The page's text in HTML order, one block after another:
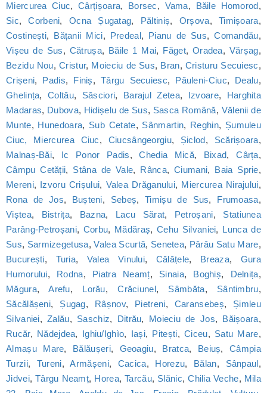
Miercurea Ciuc,Cârțișoara, Borsec, Vama, Băile Homorod,
Sic,Corbeni, Ocna Șugatag, Păltiniș, Orșova, Timișoara,
Costinești, Bățanii Mici, Predeal, Pianu de Sus,Comandău,
Vișeu de Sus, Cătrușa, Băile 1 Mai, Făget, Oradea, Vărșag,
Bezidu Nou,Cristur, Moieciu de Sus, Bran, Cristuru Secuiesc,
Crișeni, Padis, Finiș,Târgu Secuiesc, Păuleni-Ciuc, Dealu,
Ghelința,Coltău, Săsciori, Barajul Zetea, Izvoare, Harghita
Madaras, Dubova, Hidișelu de Sus, Sasca Română, Vălenii de
Munte, Hunedoara, Sub Cetate, Sânmartin, Reghin, Șumuleu
Ciuc, Miercurea Ciuc, Ciucsângeorgiu, Șiclod, Scărișoara,
Malnaș-Băi, Ic Ponor Padis,Chedia Mică, Bixad,Cârța,
Câmpu Cetății, Stâna de Vale, Rânca,Ciumani, Baia Sprie,
Mereni, Izvoru Crișului, Valea Drăganului, Miercurea Nirajului,
Rona de Jos, Bușteni, Sebeș, Timișu de Sus, Frumoasa,
Viștea, Bistrița, Bazna, Lacu Sărat, Petroșani, Statiunea
Parâng-Petroșani, Corbu, Mădăraș, Cehu Silvaniei, Lunca de
Sus, Sarmizegetusa,Valea Scurtă, Senetea, Pârâu Satu Mare,
București, Turia, Valea Vinului, Călățele, Breaza, Gura
Humorului, Rodna, Piatra Neamț, Sinaia, Boghiș, Delnița,
Măgura,Arefu, Lorău,Crăciunel, Sâmbăta, Sântimbru,
Săcălășeni, Șugag, Râșnov, Pietreni, Caransebeș, Șimleu
Silvaniei,Zalău, Saschiz, Ditrău, Moieciu de Jos, Băișoara,
Rucăr, Nădejdea, Ighiu/Ighìo, Iași, Pitești,Ciceu, Satu Mare,
Almașu Mare, Bălăușeri, Geoagiu, Bratca, Beiuș,Câmpia
Turzii, Tureni,Armășeni, Cacica, Horezu, Bălan, Sânpaul,
Jidvei,Târgu Neamț, Horea,Tarcău, Slănic,Chilia Veche, Mila